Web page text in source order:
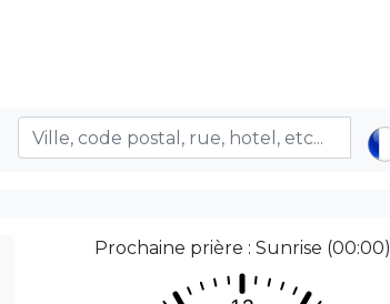
Prochaine prière : Sunrise (00:00)